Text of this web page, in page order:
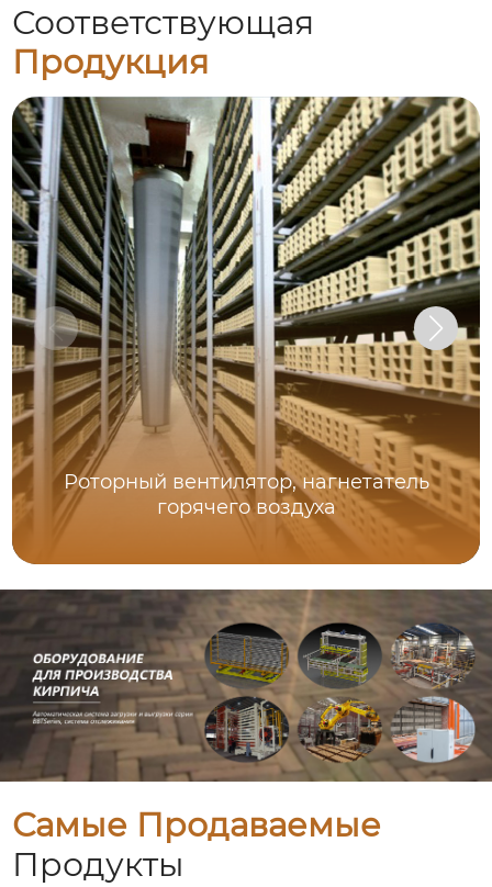
Соответствующая
Продукция
Роторный вентилятор, нагнетатель
горячего воздуха
Самые Продаваемые
Продукты